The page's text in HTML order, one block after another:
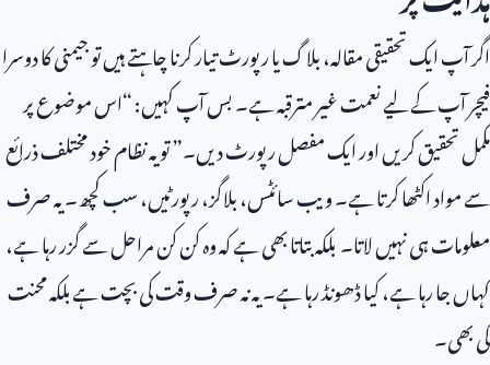
اگر آپ ایک تحقیقی مقالہ، بلاگ یا رپورٹ تیار کرنا چاہتے ہیں تو جیمنی کا دوسرا
فیچر آپ کے لیے نعمت غیر مترقبہ ہے۔ بس آپ کہیں: “اس موضوع پر
مکمل تحقیق کریں اور ایک مفصل رپورٹ دیں۔” تو یہ نظام خود مختلف ذرائع
سے مواد اکٹھا کرتا ہے۔ ویب سائٹس، بلاگز، رپورٹیں، سب کچھ۔ یہ صرف
معلومات ہی نہیں لاتا۔ بلکہ بتاتا بھی ہے کہ وہ کن کن مراحل سے گزر رہا ہے،
کہاں جا رہا ہے، کیا ڈھونڈ رہا ہے۔ یہ نہ صرف وقت کی بچت ہے بلکہ محنت
کی بھی۔